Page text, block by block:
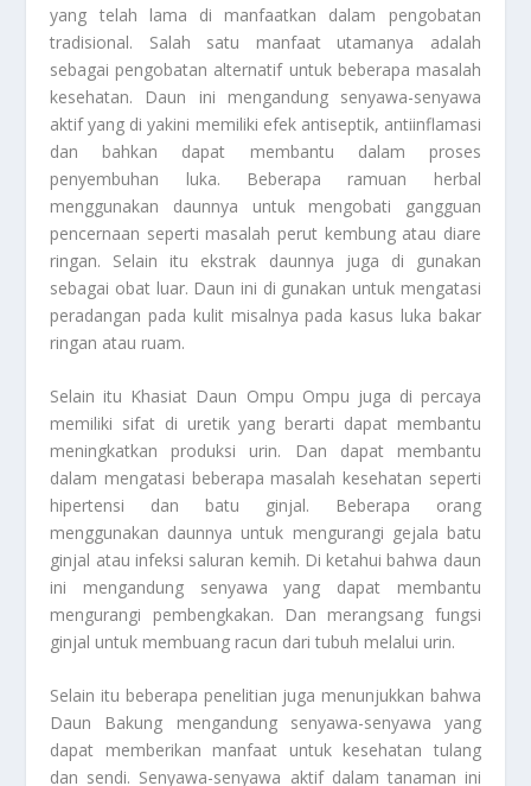
yang telah lama di manfaatkan dalam pengobatan
tradisional. Salah satu manfaat utamanya adalah
sebagai pengobatan alternatif untuk beberapa masalah
kesehatan. Daun ini mengandung senyawa-senyawa
aktif yang di yakini memiliki efek antiseptik, antiinflamasi
dan bahkan dapat membantu dalam proses
penyembuhan luka. Beberapa ramuan herbal
menggunakan daunnya untuk mengobati gangguan
pencernaan seperti masalah perut kembung atau diare
ringan. Selain itu ekstrak daunnya juga di gunakan
sebagai obat luar. Daun ini di gunakan untuk mengatasi
peradangan pada kulit misalnya pada kasus luka bakar
ringan atau ruam.
Selain itu Khasiat Daun Ompu Ompu juga di percaya
memiliki sifat di uretik yang berarti dapat membantu
meningkatkan produksi urin. Dan dapat membantu
dalam mengatasi beberapa masalah kesehatan seperti
hipertensi dan batu ginjal. Beberapa orang
menggunakan daunnya untuk mengurangi gejala batu
ginjal atau infeksi saluran kemih. Di ketahui bahwa daun
ini mengandung senyawa yang dapat membantu
mengurangi pembengkakan. Dan merangsang fungsi
ginjal untuk membuang racun dari tubuh melalui urin.
Selain itu beberapa penelitian juga menunjukkan bahwa
Daun Bakung mengandung senyawa-senyawa yang
dapat memberikan manfaat untuk kesehatan tulang
dan sendi. Senyawa-senyawa aktif dalam tanaman ini